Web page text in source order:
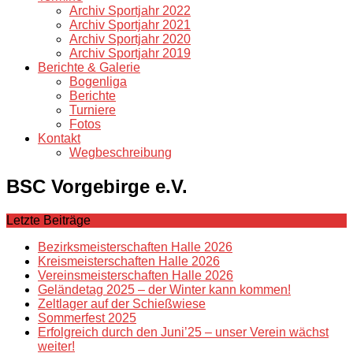
Archiv Sportjahr 2022
Archiv Sportjahr 2021
Archiv Sportjahr 2020
Archiv Sportjahr 2019
Berichte & Galerie
Bogenliga
Berichte
Turniere
Fotos
Kontakt
Wegbeschreibung
BSC Vorgebirge e.V.
Letzte Beiträge
Bezirksmeisterschaften Halle 2026
Kreismeisterschaften Halle 2026
Vereinsmeisterschaften Halle 2026
Geländetag 2025 – der Winter kann kommen!
Zeltlager auf der Schießwiese
Sommerfest 2025
Erfolgreich durch den Juni’25 – unser Verein wächst
weiter!